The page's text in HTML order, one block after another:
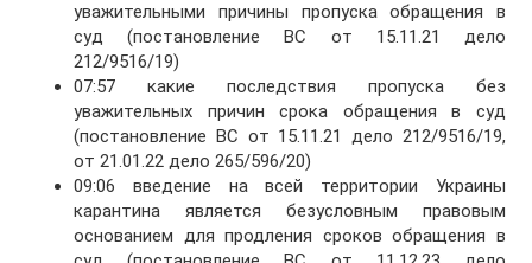
уважительными причины пропуска обращения в
суд (постановление ВС от 15.11.21 дело
212/9516/19)
07:57 какие последствия пропуска без
уважительных причин срока обращения в суд
(постановление ВС от 15.11.21 дело 212/9516/19,
от 21.01.22 дело 265/596/20)
09:06 введение на всей территории Украины
карантина является безусловным правовым
основанием для продления сроков обращения в